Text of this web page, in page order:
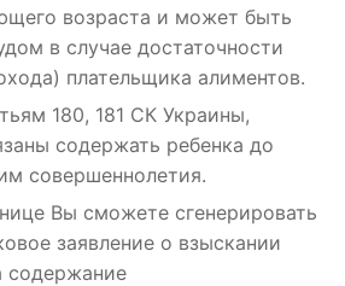
возраста и может быть
в случае достаточности
плательщика алиментов.
180, 181 СК Украины,
содержать ребенка до
совершеннолетия.
Вы сможете сгенерировать
заявление о взыскании
содержание